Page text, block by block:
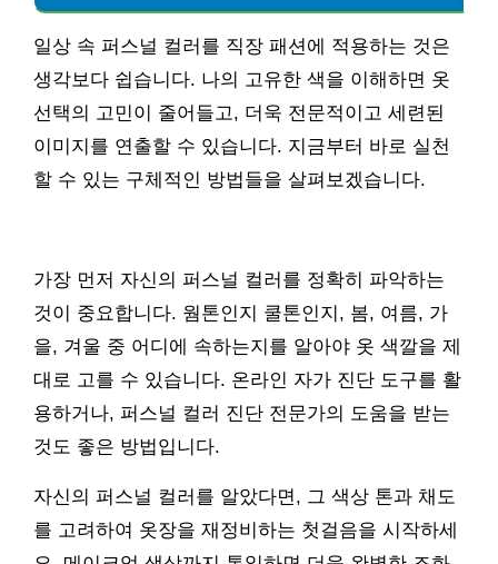
일상 속 퍼스널 컬러를 직장 패션에 적용하는 것은
생각보다 쉽습니다. 나의 고유한 색을 이해하면 옷
선택의 고민이 줄어들고, 더욱 전문적이고 세련된
이미지를 연출할 수 있습니다. 지금부터 바로 실천
할 수 있는 구체적인 방법들을 살펴보겠습니다.
가장 먼저 자신의 퍼스널 컬러를 정확히 파악하는
것이 중요합니다. 웜톤인지 쿨톤인지, 봄, 여름, 가
을, 겨울 중 어디에 속하는지를 알아야 옷 색깔을 제
대로 고를 수 있습니다. 온라인 자가 진단 도구를 활
용하거나, 퍼스널 컬러 진단 전문가의 도움을 받는
것도 좋은 방법입니다.
자신의 퍼스널 컬러를 알았다면, 그 색상 톤과 채도
를 고려하여 옷장을 재정비하는 첫걸음을 시작하세